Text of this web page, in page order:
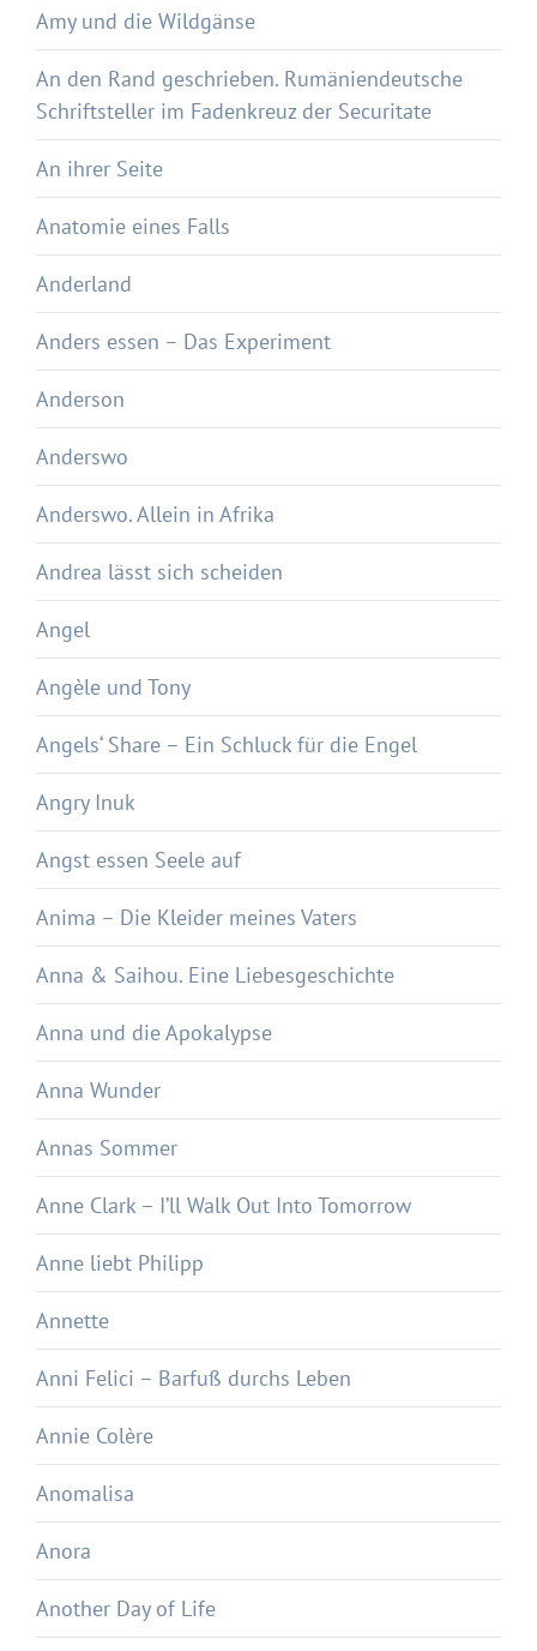
Amy und die Wildgänse
An den Rand geschrieben. Rumäniendeutsche
Schriftsteller im Fadenkreuz der Securitate
An ihrer Seite
Anatomie eines Falls
Anderland
Anders essen – Das Experiment
Anderson
Anderswo
Anderswo. Allein in Afrika
Andrea lässt sich scheiden
Angel
Angèle und Tony
Angels‘ Share – Ein Schluck für die Engel
Angry Inuk
Angst essen Seele auf
Anima – Die Kleider meines Vaters
Anna & Saihou. Eine Liebesgeschichte
Anna und die Apokalypse
Anna Wunder
Annas Sommer
Anne Clark – I’ll Walk Out Into Tomorrow
Anne liebt Philipp
Annette
Anni Felici – Barfuß durchs Leben
Annie Colère
Anomalisa
Anora
Another Day of Life